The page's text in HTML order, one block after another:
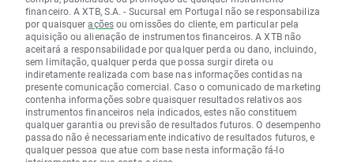
financeiro. A XTB, S.A. - Sucursal em Portugal não se responsabiliza
por quaisqueraçõesou omissões do cliente, em particular pela
aquisição ou alienação de instrumentos financeiros. A XTB não
aceitará a responsabilidade por qualquer perda ou dano, incluindo,
sem limitação, qualquer perda que possa surgir direta ou
indiretamente realizada com base nas informações contidas na
presente comunicação comercial. Caso o comunicado de marketing
contenha informações sobre quaisquer resultados relativos aos
instrumentos financeiros nela indicados, estes não constituem
qualquer garantia ou previsão de resultados futuros. O desempenho
passado não é necessariamente indicativo de resultados futuros, e
qualquer pessoa que atue com base nesta informação fá-lo